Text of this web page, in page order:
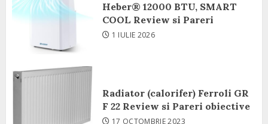
Heber® 12000 BTU, SMART
COOL Review si Pareri
1 IULIE 2026
Radiator (calorifer) Ferroli GR
F 22 Review si Pareri obiective
17 OCTOMBRIE 2023